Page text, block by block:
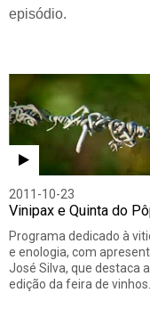
episódio.
2011-10-23
Vinipax e Quinta do
Programa dedicado à
e enologia, com
José Silva, que destaca a
edição da feira de vinhos…